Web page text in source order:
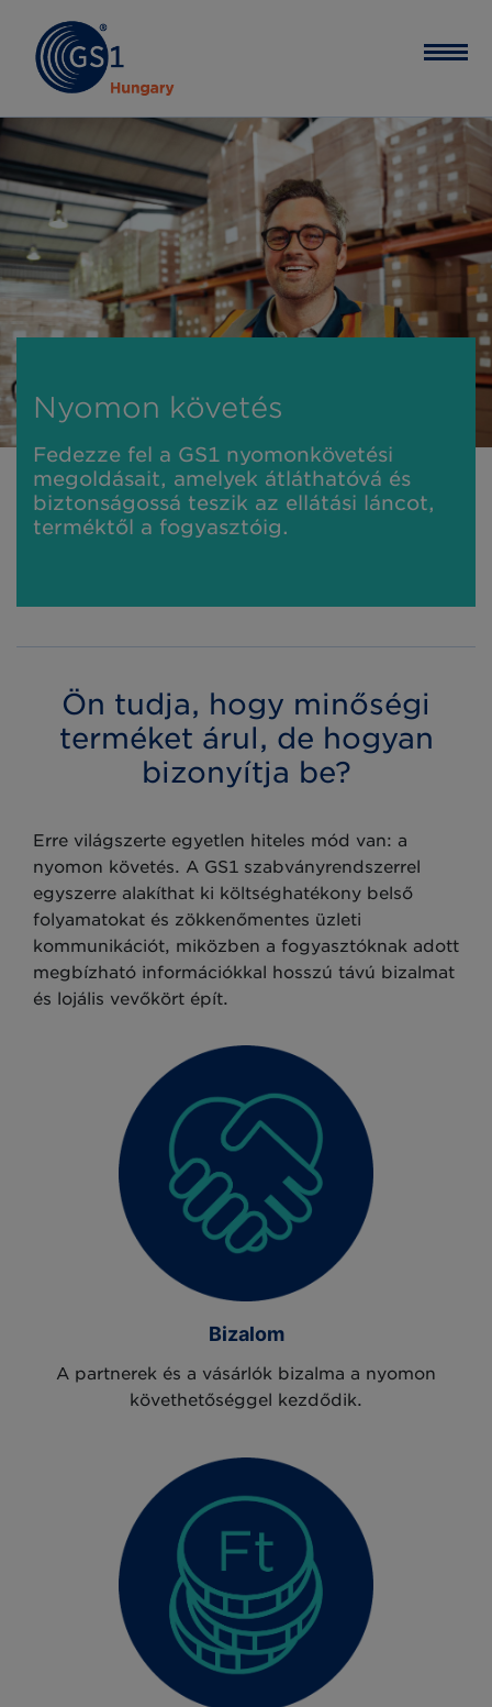
Nyomon követés
Fedezze fel a GS1 nyomonkövetési
megoldásait, amelyek átláthatóvá és
biztonságossá teszik az ellátási láncot,
terméktől a fogyasztóig.
Ön tudja, hogy minőségi
terméket árul, de hogyan
bizonyítja be?
Erre világszerte egyetlen hiteles mód van: a
nyomon követés. A GS1 szabványrendszerrel
egyszerre alakíthat ki költséghatékony belső
folyamatokat és zökkenőmentes üzleti
kommunikációt, miközben a fogyasztóknak adott
megbízható információkkal hosszú távú bizalmat
és lojális vevőkört épít.
Bizalom
A partnerek és a vásárlók bizalma a nyomon
követhetőséggel kezdődik.